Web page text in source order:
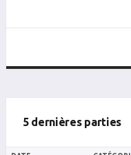
5 dernières parties